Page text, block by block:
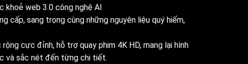
khoẻ web 3.0 công nghệ AI
cấp, sang trọng cùng những nguyên liệu quý hiếm,
rộng cực đỉnh, hỗ trợ quay phim 4K HD, mang lại hình
và sắc nét đến từng chi tiết.